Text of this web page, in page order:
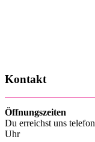
Kontakt
Öffnungszeiten
Du erreichst uns
Uhr